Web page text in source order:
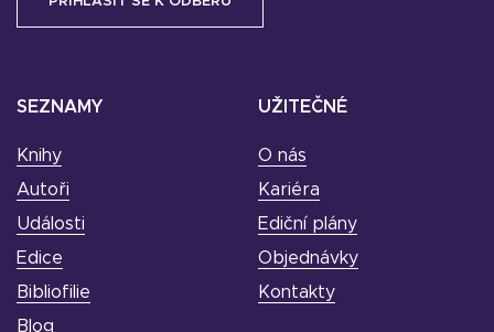
SEZNAMY
Knihy
Autoři
Události
Edice
Bibliofilie
Blog
UŽITEČNÉ
O nás
Kariéra
Ediční plány
Objednávky
Kontakty